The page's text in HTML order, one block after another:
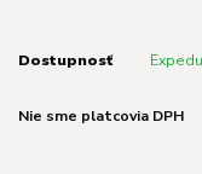
Dostupnosť
Nie sme platcovia DPH